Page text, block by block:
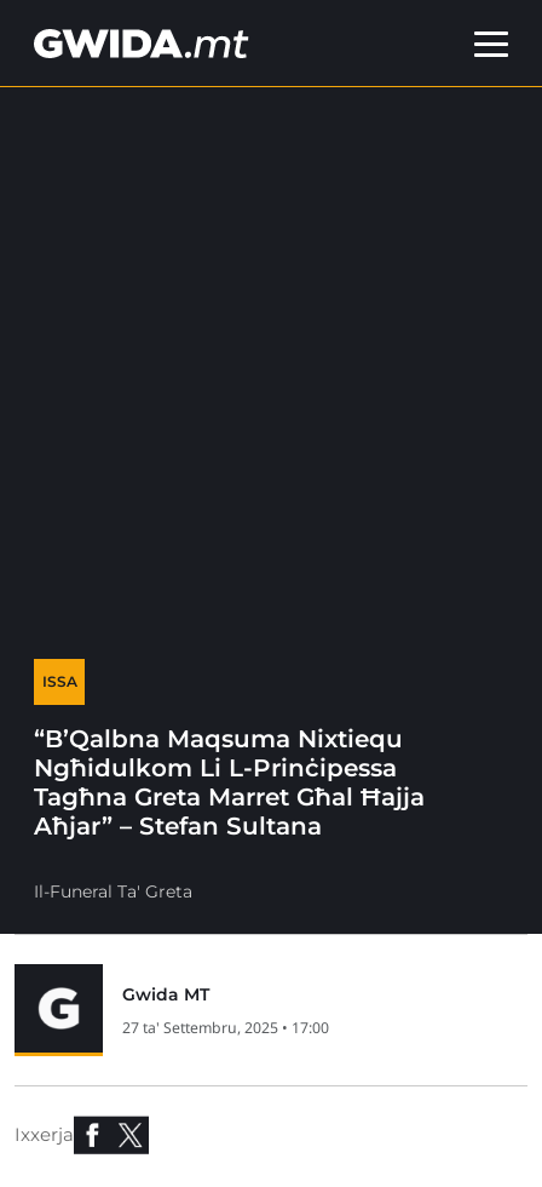
ISSA
“B’Qalbna Maqsuma Nixtiequ
Ngħidulkom Li L-Prinċipessa
Tagħna Greta Marret Għal Ħajja
Aħjar” – Stefan Sultana
Il-Funeral Ta' Greta
Gwida MT
27 ta' Settembru, 2025 • 17:00
Ixxerja